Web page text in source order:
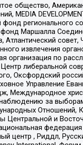
общество,
DEVELOPMENT
регионального
Маршалла
совет,
извлечения
организация по
либеральной
Оксфордский
Управление
Международное
наблюдению за
Центральной и
центр , Риддл,